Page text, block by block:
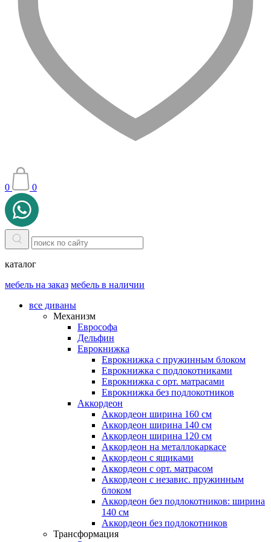
0 0
каталог
мебель на заказ мебель в наличии
все диваны
Механизм
Еврософа
Дельфин
Еврокнижка
Еврокнижка с пружинным блоком
Еврокнижка с подлокотниками
Еврокнижка с орт. матрасами
Еврокнижка без подлокотников
Аккордеон
Аккордеон ширина 160 см
Аккордеон ширина 140 см
Аккордеон ширина 120 см
Аккордеон на металлокаркасе
Аккордеон c ящиками
Аккордеон c орт. матрасом
Аккордеон c независ. пружинным
блоком
Аккордеон без подлокотников: ширина
140 см
Аккордеон без подлокотников
Трансформация